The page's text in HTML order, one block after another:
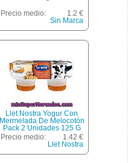
Precio medio:
1.2 €
Sin Marca
Llet Nostra Yogur Con
Mermelada De Melocotón
Pack 2 Unidades 125 G
Precio medio:
1.42 €
Llet Nostra